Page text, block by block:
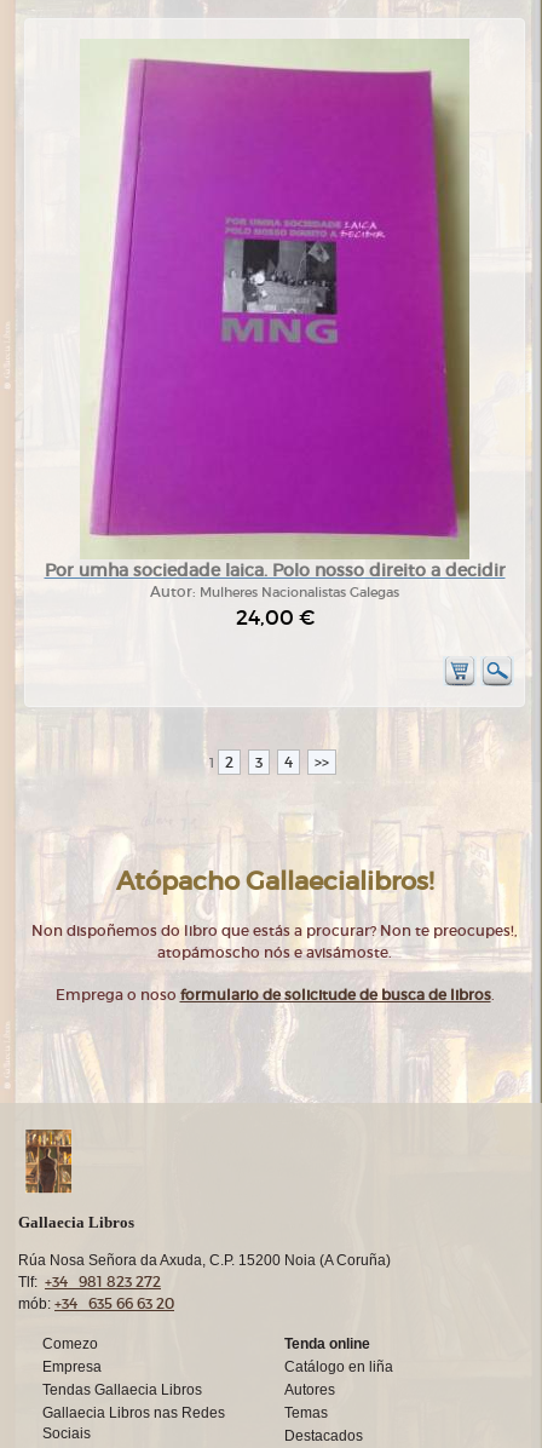
Por umha sociedade laica. Polo nosso direito a decidir
Autor: Mulheres Nacionalistas Galegas
24,00 €
1 2 3 4 >>
Atópacho Gallaecialibros!
Non dispoñemos do libro que estás a procurar? Non te preocupes!,
atopámoscho nós e avisámoste.
Emprega o noso formulario de solicitude de busca de libros.
Gallaecia Libros
Rúa Nosa Señora da Axuda, C.P. 15200 Noia (A Coruña)
Tlf: +34 981 823 272
mób: +34 635 66 63 20
Comezo
Empresa
Tendas Gallaecia Libros
Gallaecia Libros nas Redes
Sociais
Tenda online
Catálogo en liña
Autores
Temas
Destacados